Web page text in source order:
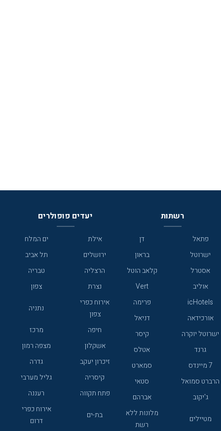
רשתות
פתאל
דן
ישרוטל
בראון
אסטרל
קלאב הוטל
אוליב
Vert
icHotels
פרימה
אורכידאה
דניאל
ישרוטל יוקרה
קיסר
גרנד
אטלס
7 מיינדס
סמארט
הרברט סמואל
סטאי
ג'יקוב
אברהם
מטיילים
מלונות ללא
רשת
יעדים פופולרים
אילת
ים המלח
ירושלים
תל אביב
הרצליה
טבריה
נצרת
צפון
אירוח כפרי
צפון
נתניה
חיפה
מרכז
אשקלון
מצפה רמון
זיכרון יעקב
גדרה
קיסריה
גליל מערבי
פתח תקווה
רעננה
בת-ים
אירוח כפרי
דרום